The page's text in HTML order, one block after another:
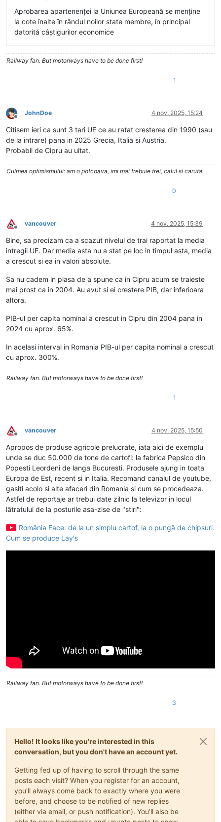
Aprobarea apartenenței la Uniunea Europeană se menține
la cote înalte în rândul noilor state membre, în principal
datorită câștigurilor economice
Railway fan. But motorways have to be done first!
1
Deconectat
JohnDoe 4 nov. 2025, 15:24
Citisem ieri ca sunt 3 tari UE ce au ratat cresterea din 1990 (sau
de la intrare) pana in 2025 Grecia, Italia si Austria.
Probabil de Cipru au uitat.
Culmea optimismului: am o potcoava, imi mai trebuie trei, calul si caruta.
0
Deconectat
vancouver 4 nov. 2025, 15:39
Bine, sa precizam ca a scazut nivelul de trai raportat la media
intregii UE. Dar media asta nu a stat pe loc in timpul asta, media
a crescut si ea in valori absolute.
Sa nu cadem in plasa de a spune ca in Cipru acum se traieste
mai prost ca in 2004. Au avut si ei crestere PIB, dar inferioara
altora.
PIB-ul per capita nominal a crescut in Cipru din 2004 pana in
2024 cu aprox. 65%.
In acelasi interval in Romania PIB-ul per capita nominal a crescut
cu aprox. 300%.
Railway fan. But motorways have to be done first!
1
Deconectat
vancouver 4 nov. 2025, 15:50
Apropos de produse agricole prelucrate, iata aici de exemplu
unde se duc 50.000 de tone de cartofi: la fabrica Pepsico din
Popesti Leordeni de langa Bucuresti. Produsele ajung in toata
Europa de Est, recent si in Italia. Recomand canalul de youtube,
gasiti acolo si alte afaceri din Romania si cum se procedeaza.
Astfel de reportaje ar trebui date zilnic la televizor in locul
lătratului de la posturile asa-zise de "stiri":
România Face: de la un simplu cartof, la o pungă de chipsuri.
Cum se produce Lay's
Railway fan. But motorways have to be done first!
3
Hello! It looks like you're interested in this
conversation, but you don't have an account yet.
Getting fed up of having to scroll through the same
posts each visit? When you register for an account,
you'll always come back to exactly where you were
before, and choose to be notified of new replies
(either via email, or push notification). You'll also be